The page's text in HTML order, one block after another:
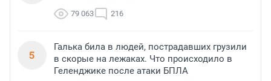
79 063 216
5
Галька била в людей, пострадавших грузили
в скорые на лежаках. Что происходило в
Геленджике после атаки БПЛА